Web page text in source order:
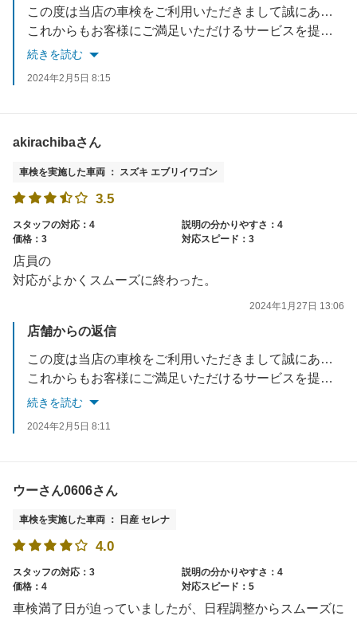
この度は当店の車検をご利用いただきまして誠にありがとうございます。
これからもお客様にご満足いただけるサービスを提供できるよう努めてまいります。
またのご利用を心よりお待ち申しあげます
続きを読む
2024年2月5日 8:15
akirachibaさん
車検を実施した車両 ： スズキ エブリイワゴン
3.5
スタッフの対応：4
説明の分かりやすさ：4
価格：3
対応スピード：3
店員の
対応がよかくスムーズに終わった。
2024年1月27日 13:06
店舗からの返信
この度は当店の車検をご利用いただきまして誠にありがとうございます。
これからもお客様にご満足いただけるサービスを提供できるよう努めてまいります。
またのご利用を心よりお待ち申しあげます
続きを読む
2024年2月5日 8:11
ウーさん0606さん
車検を実施した車両 ： 日産 セレナ
4.0
スタッフの対応：3
説明の分かりやすさ：4
価格：4
対応スピード：5
車検満了日が迫っていましたが、日程調整からスムーズに